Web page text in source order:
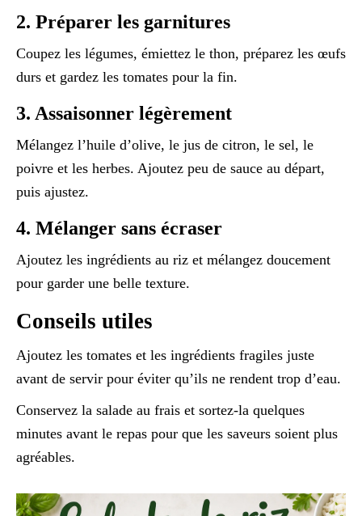
2. Préparer les garnitures
Coupez les légumes, émiettez le thon, préparez les œufs
durs et gardez les tomates pour la fin.
3. Assaisonner légèrement
Mélangez l’huile d’olive, le jus de citron, le sel, le
poivre et les herbes. Ajoutez peu de sauce au départ,
puis ajustez.
4. Mélanger sans écraser
Ajoutez les ingrédients au riz et mélangez doucement
pour garder une belle texture.
Conseils utiles
Ajoutez les tomates et les ingrédients fragiles juste
avant de servir pour éviter qu’ils ne rendent trop d’eau.
Conservez la salade au frais et sortez-la quelques
minutes avant le repas pour que les saveurs soient plus
agréables.